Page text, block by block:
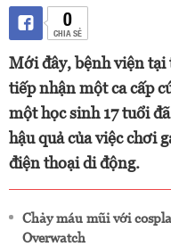
0
CHIA SẺ
Mới đây, bệnh viện tại
tiếp nhận một ca cấp
một học sinh 17 tuổi
hậu quả của việc chơi
điện thoại di động.
Chảy máu mũi với
Overwatch